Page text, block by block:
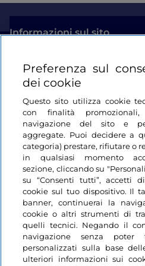
Informazioni sul sito
Link Utili
Login
Restiamo in contatto
Preferenza sul
dei cookie
Questo sito utilizza cookie
con finalità
navigazione del sito e
aggregate. Puoi decidere a
categoria) prestare, rifiutare o
in qualsiasi momento
sezione, cliccando su
su “Consenti tutti”, accetti
cookie sul tuo dispositivo. Il
banner, continuerai la
cookie o altri strumenti di
quelli tecnici. Negando il
navigazione senza
personalizzati sulla base
ulteriori informazioni sui